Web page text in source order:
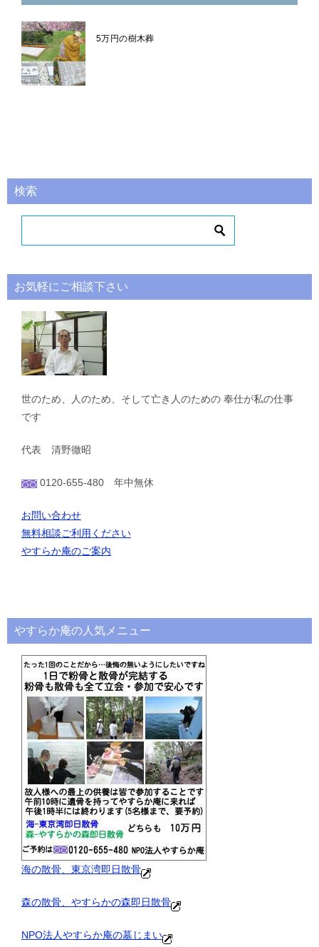
5万円の樹木葬
検索
お気軽にご相談下さい
世のため、人のため、そして亡き人のための 奉仕が私の仕事
です
代表 清野徹昭
0120-655-480 年中無休
お問い合わせ
無料相談ご利用ください
やすらか庵のご案内
やすらか庵の人気メニュー
海の散骨、東京湾即日散骨
森の散骨、やすらかの森即日散骨
NPO法人やすらか庵の墓じまい